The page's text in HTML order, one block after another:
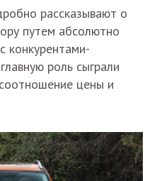
рассказывают о
путем абсолютно
конкурентами-
роль сыграли
цены и